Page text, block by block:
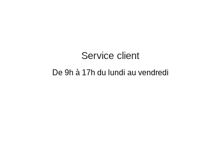
Service client
De 9h à 17h du lundi au vendredi